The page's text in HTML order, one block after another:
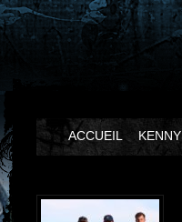
ACCUEIL KENNY